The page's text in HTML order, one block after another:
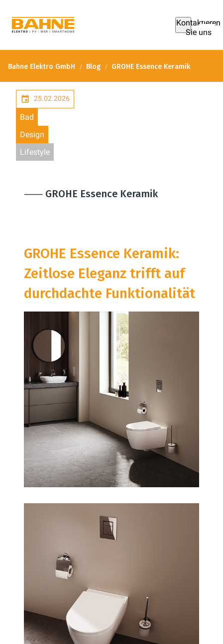
Kontaktieren
Sie uns
Bahne Elektro GmbH Blog GROHE Essence Keramik
25.02.2026
Bad
Design
Lifestyle
⸺ GROHE Essence Keramik
GROHE Essence Keramik:
Zeitlose Eleganz trifft auf
durchdachte Funktionalität